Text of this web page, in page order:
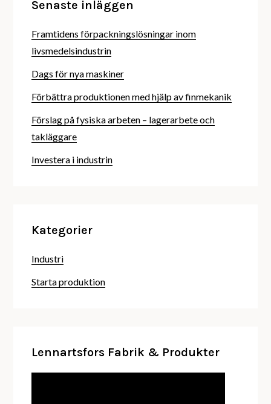
Senaste inläggen
Framtidens förpackningslösningar inom
livsmedelsindustrin
Dags för nya maskiner
Förbättra produktionen med hjälp av finmekanik
Förslag på fysiska arbeten – lagerarbete och
takläggare
Investera i industrin
Kategorier
Industri
Starta produktion
Lennartsfors Fabrik & Produkter